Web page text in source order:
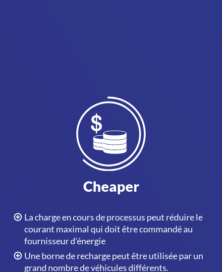
Cheaper
La charge en cours de processus peut réduire le
courant maximal qui doit être commandé au
fournisseur d’énergie
Une borne de recharge peut être utilisée par un
grand nombre de véhicules différents.